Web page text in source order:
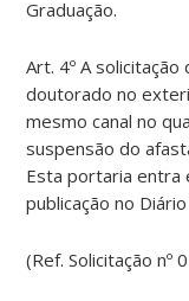
Graduação.
Art. 4º A
doutorado no
mesmo canal no
suspensão do
Esta portaria entra
publicação no
(Ref. Solicitação nº